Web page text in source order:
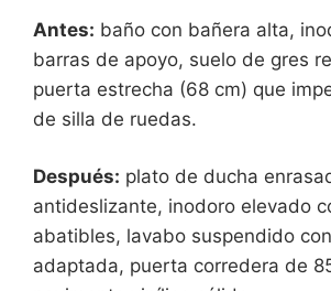
Antes: baño con bañera alta,
barras de apoyo, suelo de gres
puerta estrecha (68 cm) que
de silla de ruedas.
Después: plato de ducha
antideslizante, inodoro elevado
abatibles, lavabo suspendido
adaptada, puerta corredera de